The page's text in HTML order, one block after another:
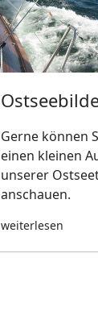
Gerne können
einen kleinen
unserer
anschauen.
weiterlesen